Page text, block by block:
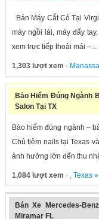
Bán Máy Cắt Cỏ Tại
máy ngồi lái, máy đẩy
xem trực tiếp thoải mái –...
1,303 lượt xem ·
Bảo Hiểm Đúng Ngành
Salon Tại TX
Bảo hiểm đúng ngành –
Chủ tiệm nails tại Texas
ảnh hưởng lớn đến thu
1,084 lượt xem · , Texas»
Bán Xe Mercedes-
Miramar FL